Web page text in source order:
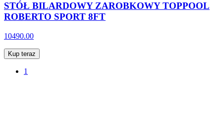
STÓŁ BILARDOWY ZAROBKOWY TOPPOOL
ROBERTO SPORT 8FT
10490.00
Kup teraz
1